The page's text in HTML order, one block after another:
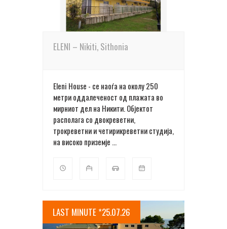
ELENI – Nikiti, Sithonia
Eleni Нouse - се наоѓа на околу 250
метри оддалеченост од плажата во
мирниот дел на Никити. Објектот
располага со двокреветни,
трокреветни и четирикреветни студија,
на високо приземје ...
LAST MINUTE *25.07.26